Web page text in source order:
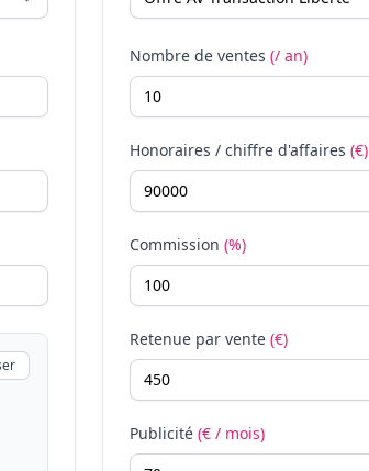
Nombre de ventes (/ an)
Honoraires / chiffre d'affaires (€)
Commission (%)
Retenue par vente (€)
Publicité (€ / mois)